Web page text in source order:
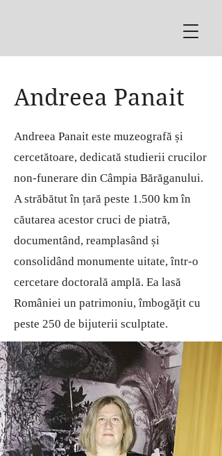
Andreea Panait
Andreea Panait este muzeografă și
cercetătoare, dedicată studierii crucilor
non-funerare din Câmpia Bărăganului.
A străbătut în țară peste 1.500 km în
căutarea acestor cruci de piatră,
documentând, reamplasând și
consolidând monumente uitate, într-o
cercetare doctorală amplă. Ea lasă
României un patrimoniu, îmbogăţit cu
peste 250 de bijuterii sculptate.